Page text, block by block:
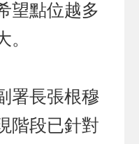
望點位越多
。
署長張根穆
階段已針對